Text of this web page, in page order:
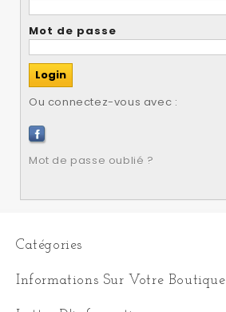
Mot de passe
Ou connectez-vous avec :
Mot de passe oublié ?
Catégories
Informations Sur Votre Boutique